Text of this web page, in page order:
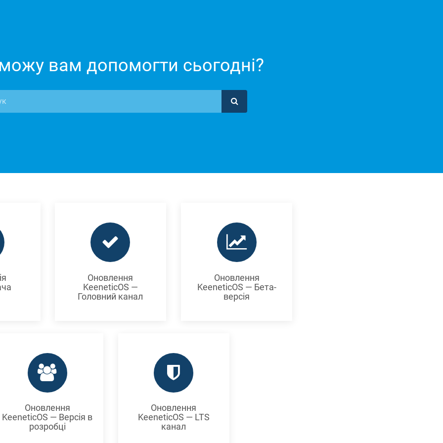
вам допомогти сьогодні?
Оновлення
KeeneticOS —
Головний канал
Оновлення
KeeneticOS — Бета-
версія
Оновлення
KeeneticOS — Версія в
розробці
Оновлення
KeeneticOS — LTS
канал